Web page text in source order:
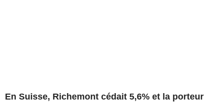
En Suisse, Richemont cédait 5,6% et la porteur